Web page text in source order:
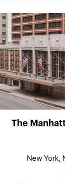
The
New York,